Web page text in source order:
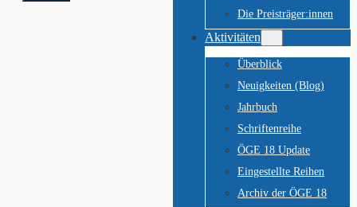
Die Preisträger:innen
Aktivitäten
Überblick
Neuigkeiten (Blog)
Jahrbuch
Schriftenreihe
ÖGE 18 Update
Eingestellte Reihen
Archiv der ÖGE 18